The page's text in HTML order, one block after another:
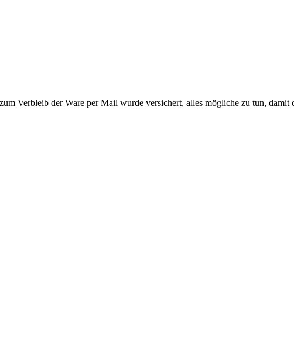
Verbleib der Ware per Mail wurde versichert, alles mögliche zu tun, damit